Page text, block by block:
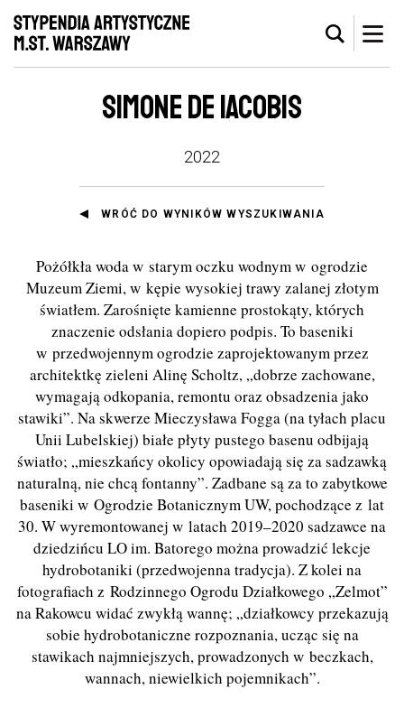
SIMONE DE IACOBIS
2022
WRÓĆ DO WYNIKÓW WYSZUKIWANIA
Pożółkła woda w starym oczku wodnym w ogrodzie
Muzeum Ziemi, w kępie wysokiej trawy zalanej złotym
światłem. Zarośnięte kamienne prostokąty, których
znaczenie odsłania dopiero podpis. To baseniki
w przedwojennym ogrodzie zaprojektowanym przez
architektkę zieleni Alinę Scholtz, „dobrze zachowane,
wymagają odkopania, remontu oraz obsadzenia jako
stawiki”. Na skwerze Mieczysława Fogga (na tyłach placu
Unii Lubelskiej) białe płyty pustego basenu odbijają
światło; „mieszkańcy okolicy opowiadają się za sadzawką
naturalną, nie chcą fontanny”. Zadbane są za to zabytkowe
baseniki w Ogrodzie Botanicznym UW, pochodzące z lat
30. W wyremontowanej w latach 2019–2020 sadzawce na
dziedzińcu LO im. Batorego można prowadzić lekcje
hydrobotaniki (przedwojenna tradycja). Z kolei na
fotografiach z Rodzinnego Ogrodu Działkowego „Zelmot”
na Rakowcu widać zwykłą wannę; „działkowcy przekazują
sobie hydrobotaniczne rozpoznania, ucząc się na
stawikach najmniejszych, prowadzonych w beczkach,
wannach, niewielkich pojemnikach”.